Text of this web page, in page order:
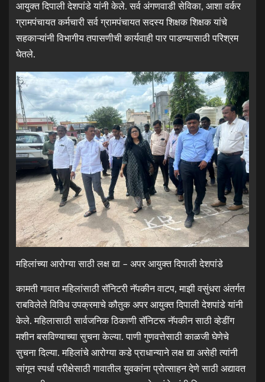
आयुक्त दिपाली देशपांडे यांनी केले. सर्व अंगणवाडी सेविका, आशा वर्कर
ग्रामपंचायत कर्मचारी सर्व ग्रामपंचायत सदस्य शिक्षक शिक्षक यांचे
सहकाऱ्यांनी विभागीय तपासणीची कार्यवाही पार पाडण्यासाठी परिश्रम
घेतले.
महिलांच्या आरोग्या साठी लक्ष द्या – अपर आयुक्त दिपाली देशपांडे
कामती गावात महिलांसाठी सॅनिटरी नॅपकीन वाटप, माझी वसुंधरा अंतर्गत
राबविलेले विविध उपक्रमाचे कौतुक अपर आयुक्त दिपाली देशपांडे यांनी
केले. महिलासाठी सार्वजनिक ठिकाणी सॅनिटरू नॅपकीन साठी व्हेडींग
मशीन बसविण्याच्या सुचना केल्या. पाणी गुणवत्तेसाठी काळजी घेणेचे
सुचना दिल्या. महिलांचे आरोग्या कडे प्राधान्याने लक्ष द्या असेही त्यांनी
सांगून स्पर्धा परीक्षेसाठी गावातील युवकांना प्रोत्साहन देणे साठी अद्यावत